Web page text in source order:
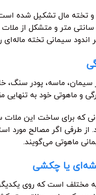
و تخته مال تشکیل شده
متر و متشکل از
اندود سیمانی تخته
سیمان، ماسه، پودر
ماهوتی خود به تنهایی
که برای ساخت این
از طرفی اگر مصالح مورد
ماهوتی می‌گویند.
یا چکشی
مختلف است که روی